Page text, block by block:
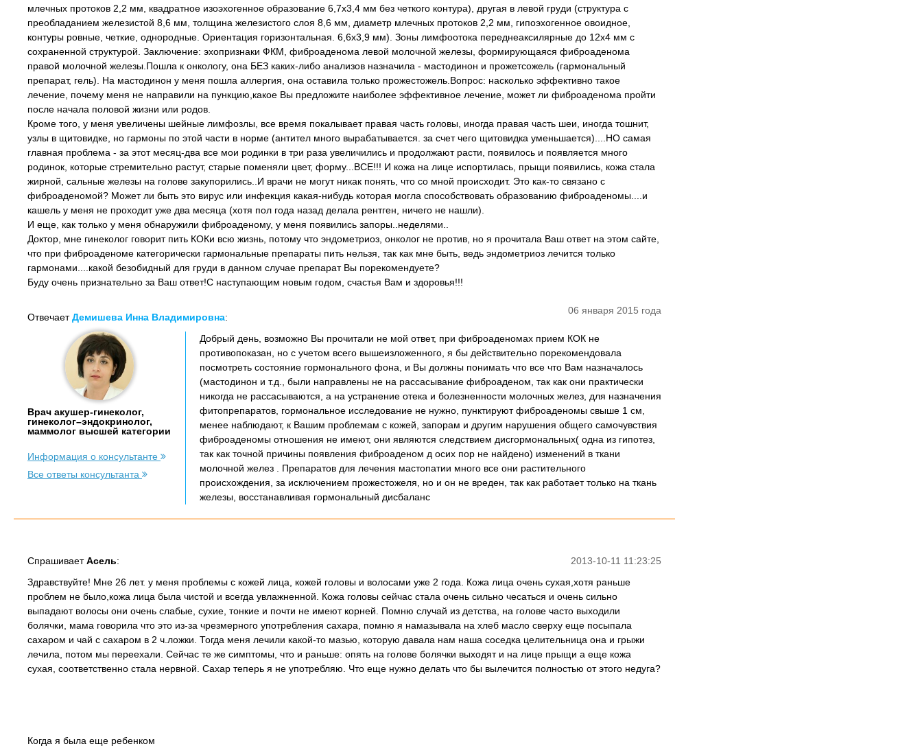
млечных протоков 2,2 мм, квадратное изоэхогенное образование 6,7х3,4 мм без четкого контура), другая в левой груди (структура с
преобладанием железистой 8,6 мм, толщина железистого слоя 8,6 мм, диаметр млечных протоков 2,2 мм, гипоэхогенное овоидное,
контуры ровные, четкие, однородные. Ориентация горизонтальная. 6,6х3,9 мм). Зоны лимфоотока переднеаксилярные до 12х4 мм с
сохраненной структурой. Заключение: эхопризнаки ФКМ, фиброаденома левой молочной железы, формирующаяся фиброаденома
правой молочной железы.Пошла к онкологу, она БЕЗ каких-либо анализов назначила - мастодинон и прожетсожель (гармональный
препарат, гель). На мастодинон у меня пошла аллергия, она оставила только прожестожель.Вопрос: насколько эффективно такое
лечение, почему меня не направили на пункцию,какое Вы предложите наиболее эффективное лечение, может ли фиброаденома пройти
после начала половой жизни или родов.
Кроме того, у меня увеличены шейные лимфозлы, все время покалывает правая часть головы, иногда правая часть шеи, иногда тошнит,
узлы в щитовидке, но гармоны по этой части в норме (антител много вырабатывается. за счет чего щитовидка уменьшается)....НО самая
главная проблема - за этот месяц-два все мои родинки в три раза увеличились и продолжают расти, появилось и появляется много
родинок, которые стремительно растут, старые поменяли цвет, форму...ВСЕ!!! И кожа на лице испортилась, прыщи появились, кожа стала
жирной, сальные железы на голове закупорились..И врачи не могут никак понять, что со мной происходит. Это как-то связано с
фиброаденомой? Может ли быть это вирус или инфекция какая-нибудь которая могла способствовать образованию фиброаденомы....и
кашель у меня не проходит уже два месяца (хотя пол года назад делала рентген, ничего не нашли).
И еще, как только у меня обнаружили фиброаденому, у меня появились запоры..неделями..
Доктор, мне гинеколог говорит пить КОКи всю жизнь, потому что эндометриоз, онколог не против, но я прочитала Ваш ответ на этом сайте,
что при фиброаденоме категорически гармональные препараты пить нельзя, так как мне быть, ведь эндометриоз лечится только
гармонами....какой безобидный для груди в данном случае препарат Вы порекомендуете?
Буду очень признательно за Ваш ответ!С наступающим новым годом, счастья Вам и здоровья!!!
06 января 2015 года
ОтвечаетДемишева Инна Владимировна:
Врач акушер-гинеколог,
гинеколог–эндокринолог,
маммолог высшей категории
Информация о консультанте
Все ответы консультанта
Добрый день, возможно Вы прочитали не мой ответ, при фиброаденомах прием КОК не
противопоказан, но с учетом всего вышеизложенного, я бы действительно порекомендовала
посмотреть состояние гормонального фона, и Вы должны понимать что все что Вам назначалось
(мастодинон и т.д., были направлены не на рассасывание фиброаденом, так как они практически
никогда не рассасываются, а на устранение отека и болезненности молочных желез, для назначения
фитопрепаратов, гормональное исследование не нужно, пунктируют фиброаденомы свыше 1 см,
менее наблюдают, к Вашим проблемам с кожей, запорам и другим нарушения общего самочувствия
фиброаденомы отношения не имеют, они являются следствием дисгормональных( одна из гипотез,
так как точной причины появления фиброаденом д осих пор не найдено) изменений в ткани
молочной желез . Препаратов для лечения мастопатии много все они растительного
происхождения, за исключением прожестожеля, но и он не вреден, так как работает только на ткань
железы, восстанавливая гормональный дисбаланс
2013-10-11 11:23:25
СпрашиваетАсель:
Здравствуйте! Мне 26 лет. у меня проблемы с кожей лица, кожей головы и волосами уже 2 года. Кожа лица очень сухая,хотя раньше
проблем не было,кожа лица была чистой и всегда увлажненной. Кожа головы сейчас стала очень сильно чесаться и очень сильно
выпадают волосы они очень слабые, сухие, тонкие и почти не имеют корней. Помню случай из детства, на голове часто выходили
болячки, мама говорила что это из-за чрезмерного употребления сахара, помню я намазывала на хлеб масло сверху еще посыпала
сахаром и чай с сахаром в 2 ч.ложки. Тогда меня лечили какой-то мазью, которую давала нам наша соседка целительница она и грыжи
лечила, потом мы переехали. Сейчас те же симптомы, что и раньше: опять на голове болячки выходят и на лице прыщи а еще кожа
сухая, соответственно стала нервной. Сахар теперь я не употребляю. Что еще нужно делать что бы вылечится полностью от этого недуга?
Когда я была еще ребенком